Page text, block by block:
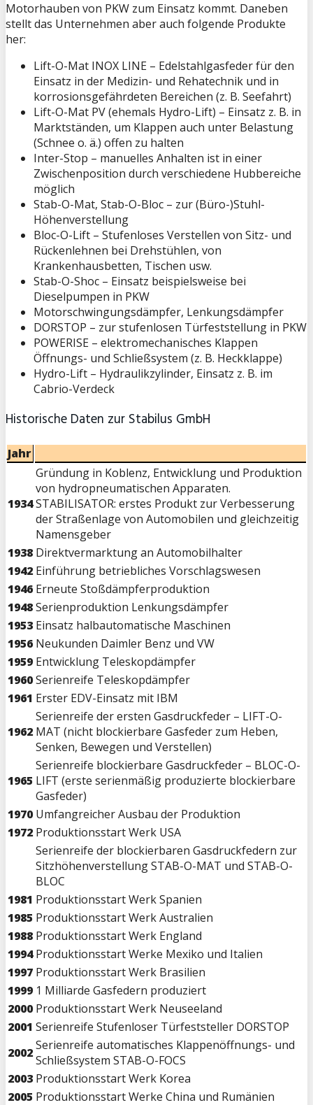
Motorhauben von PKW zum Einsatz kommt. Daneben
stellt das Unternehmen aber auch folgende Produkte
her:
Lift-O-Mat INOX LINE – Edelstahlgasfeder für den
Einsatz in der Medizin- und Rehatechnik und in
korrosionsgefährdeten Bereichen (z. B. Seefahrt)
Lift-O-Mat PV (ehemals Hydro-Lift) – Einsatz z. B. in
Marktständen, um Klappen auch unter Belastung
(Schnee o. ä.) offen zu halten
Inter-Stop – manuelles Anhalten ist in einer
Zwischenposition durch verschiedene Hubbereiche
möglich
Stab-O-Mat, Stab-O-Bloc – zur (Büro-)Stuhl-
Höhenverstellung
Bloc-O-Lift – Stufenloses Verstellen von Sitz- und
Rückenlehnen bei Drehstühlen, von
Krankenhausbetten, Tischen usw.
Stab-O-Shoc – Einsatz beispielsweise bei
Dieselpumpen in PKW
Motorschwingungsdämpfer, Lenkungsdämpfer
DORSTOP – zur stufenlosen Türfeststellung in PKW
POWERISE – elektromechanisches Klappen
Öffnungs- und Schließsystem (z. B. Heckklappe)
Hydro-Lift – Hydraulikzylinder, Einsatz z. B. im
Cabrio-Verdeck
Historische Daten zur Stabilus GmbH
Jahr
1934
Gründung in Koblenz, Entwicklung und Produktion
von hydropneumatischen Apparaten.
STABILISATOR: erstes Produkt zur Verbesserung
der Straßenlage von Automobilen und gleichzeitig
Namensgeber
1938 Direktvermarktung an Automobilhalter
1942 Einführung betriebliches Vorschlagswesen
1946 Erneute Stoßdämpferproduktion
1948Serienproduktion Lenkungsdämpfer
1953 Einsatz halbautomatische Maschinen
1956 Neukunden Daimler Benz und VW
1959 Entwicklung Teleskopdämpfer
1960Serienreife Teleskopdämpfer
1961 Erster EDV-Einsatz mit IBM
1962
Serienreife der ersten Gasdruckfeder – LIFT-O-
MAT (nicht blockierbare Gasfeder zum Heben,
Senken, Bewegen und Verstellen)
1965
Serienreife blockierbare Gasdruckfeder – BLOC-O-
LIFT (erste serienmäßig produzierte blockierbare
Gasfeder)
1970 Umfangreicher Ausbau der Produktion
1972 Produktionsstart Werk USA
Serienreife der blockierbaren Gasdruckfedern zur
Sitzhöhenverstellung STAB-O-MAT und STAB-O-
BLOC
1981 Produktionsstart Werk Spanien
1985 Produktionsstart Werk Australien
1988 Produktionsstart Werk England
1994 Produktionsstart Werke Mexiko und Italien
1997 Produktionsstart Werk Brasilien
1999 1 Milliarde Gasfedern produziert
2000 Produktionsstart Werk Neuseeland
2001 Serienreife Stufenloser Türfeststeller DORSTOP
2002Serienreife automatisches Klappenöffnungs- und
Schließsystem STAB-O-FOCS
2003 Produktionsstart Werk Korea
2005 Produktionsstart Werke China und Rumänien